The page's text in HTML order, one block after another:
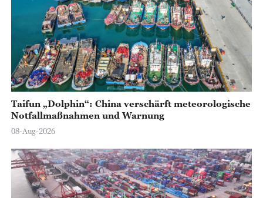
Taifun „Dolphin“: China verschärft meteorologische
Notfallmaßnahmen und Warnung
08-Aug-2026